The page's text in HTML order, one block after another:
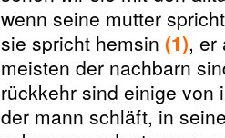
wenn seine mutter
sie spricht hemsin (1), er
meisten der nachbarn
rückkehr sind einige von
der mann schläft, in